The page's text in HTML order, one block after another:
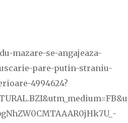
mazare-se-angajeaza-
pare-putin-straniu-
4994624?